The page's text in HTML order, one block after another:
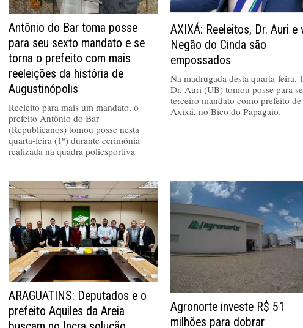
Antônio do Bar toma posse
para seu sexto mandato e se
torna o prefeito com mais
reeleições da história de
Augustinópolis
Reeleito para mais um mandato, o
prefeito Antônio do Bar
(Republicanos) tomou posse nesta
quarta-feira (1º) durante cerimônia
realizada na quadra poliesportiva
AXIXÁ: Reeleitos, Dr. Auri e
Negão do Cinda são
empossados
Na madrugada desta quarta-feira,
Dr. Auri (UB) tomou posse para
terceiro mandato como prefeito de
Axixá, no Bico do Papagaio.
ARAGUATINS: Deputados e o
prefeito Aquiles da Areia
Agronorte investe R$ 51
milhões para dobrar